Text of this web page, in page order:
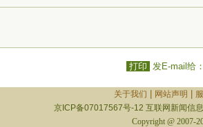
打印 发E-mail给
关于我们 网站声明
京ICP备07017567号-12 互联网新闻信
Copyright @ 2007-